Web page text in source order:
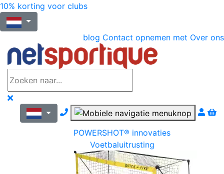
10% korting voor clubs
blog Contact opnemen met Over ons
Nous contacter par téléphone
POWERSHOT® innovaties
Voetbaluitrusting